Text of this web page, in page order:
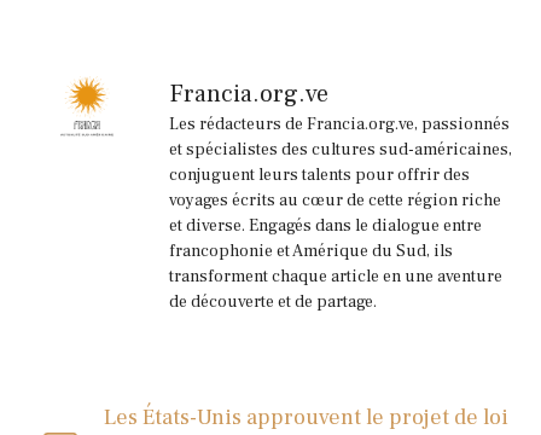
Francia.org.ve
Les rédacteurs de Francia.org.ve, passionnés
et spécialistes des cultures sud-américaines,
conjuguent leurs talents pour offrir des
voyages écrits au cœur de cette région riche
et diverse. Engagés dans le dialogue entre
francophonie et Amérique du Sud, ils
transforment chaque article en une aventure
de découverte et de partage.
Les États-Unis approuvent le projet de loi